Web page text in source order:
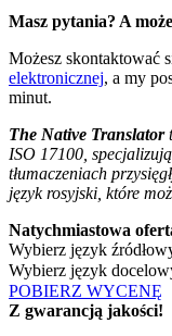
Masz pytania? A
Możesz skontaktować
elektronicznej, a my
minut.
The Native Translator
ISO 17100,
tłumaczeniach
język rosyjski, które
Natychmiastowa
Wybierz język
Wybierz język
POBIERZ WYCENĘ
Z gwarancją jakości!